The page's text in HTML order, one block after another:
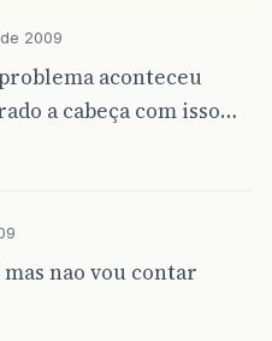
2009
aconteceu
a cabeça com isso…
nao vou contar